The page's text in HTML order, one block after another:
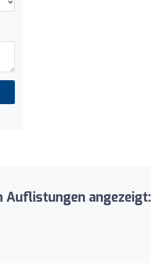
Auflistungen angezeigt: